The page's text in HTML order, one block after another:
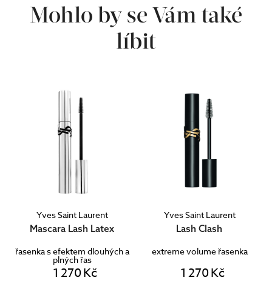
Mohlo by se Vám také
líbit
Yves Saint Laurent
Mascara Lash Latex
řasenka s efektem dlouhých a
plných řas
1 270 Kč
Yves Saint Laurent
Lash Clash
extreme volume řasenka
1 270 Kč